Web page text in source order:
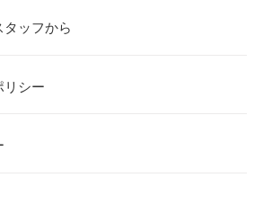
タッフから
リシー